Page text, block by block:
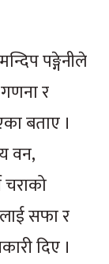
पङ्गेनीले
र
बताए ।
वन,
सफा र
दिए ।